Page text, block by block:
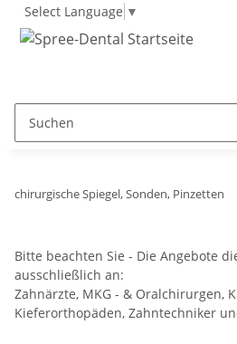
Select Language ▼
chirurgische Spiegel, Sonden, Pinzetten
Bitte beachten Sie - Die Angebote
ausschließlich an:
Zahnärzte, MKG - & Oralchirurgen,
Kieferorthopäden, Zahntechniker